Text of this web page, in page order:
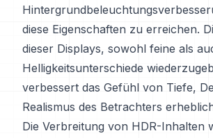
diese Eigenschaften zu erreichen.
dieser Displays, sowohl feine als
Helligkeitsunterschiede
verbessert das Gefühl von Tiefe,
Realismus des Betrachters
Die Verbreitung von HDR-Inhalten